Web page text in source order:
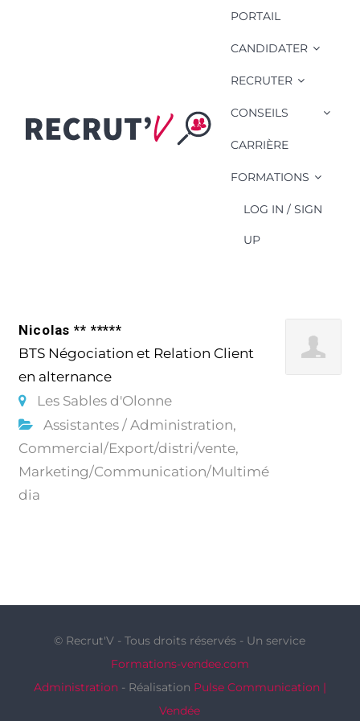
PORTAIL
CANDIDATER
RECRUTER
CONSEILS
CARRIÈRE
FORMATIONS
LOG IN / SIGN
UP
Compétence
Candidat: Informer
les adhérents sur les
Nicolas ** *****
BTS Négociation et Relation Client
en alternance
Les Sables d'Olonne
Assistantes / Administration,
Commercial/Export/distri/vente,
Marketing/Communication/Multimé
dia
© Recrut'V - Tous droits réservés - Un service
Formations-vendee.com
Administration- Réalisation Pulse Communication |
Vendée